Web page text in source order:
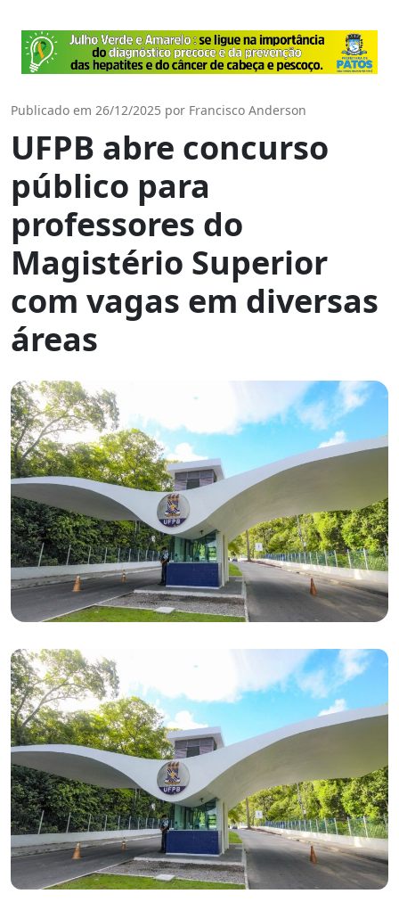
Publicado em 26/12/2025 por Francisco Anderson
UFPB abre concurso
público para
professores do
Magistério Superior
com vagas em diversas
áreas